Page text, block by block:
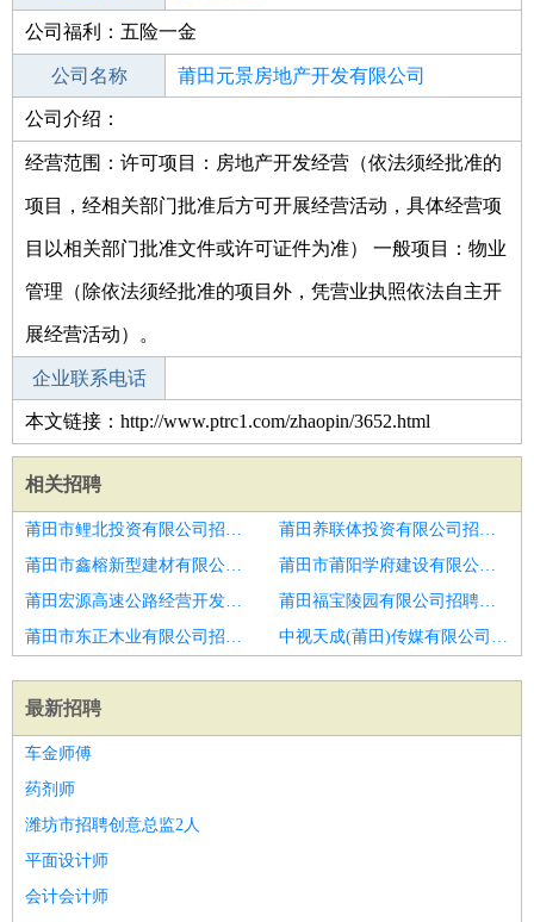
其他行业
公司福利：五险一金
公司名称 莆田元景房地产开发有限公司
公司类型
公司介绍：
经营范围：许可项目：房地产开发经营（依法须经批准的
项目，经相关部门批准后方可开展经营活动，具体经营项
目以相关部门批准文件或许可证件为准） 一般项目：物业
管理（除依法须经批准的项目外，凭营业执照依法自主开
展经营活动）。
企业联系电话
本文链接：http://www.ptrc1.com/zhaopin/3652.html
相关招聘
莆田市鲤北投资有限公司招聘物流经理主管
莆田养联体投资有限公司招聘物流经理
莆田市鑫榕新型建材有限公司招聘区域营销经理
莆田市莆阳学府建设有限公司招聘物流经理
莆田宏源高速公路经营开发有限公司招聘物流工程师
莆田福宝陵园有限公司招聘运营经理主管
莆田市东正木业有限公司招聘物流运输主管
中视天成(莆田)传媒有限公司招聘物流经理主管
最新招聘
车金师傅
药剂师
潍坊市招聘创意总监2人
平面设计师
会计会计师